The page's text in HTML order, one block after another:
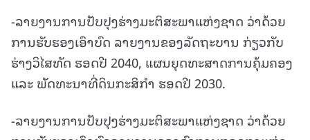
-ລາຍງານການປັບປຸງຮ່າງມະຕິສະພາແຫ່ງຊາດ ວ່າດ້ວຍ
ການຮັບຮອງເອົາບົດ ລາຍງານຂອງລັດຖະບານ ກ່ຽວກັບ
ຮ່າງວິໄສທັດ ຮອດປີ 2040, ແຜນຍຸດທະສາດການຄຸ້ມຄອງ
ແລະ ພັດທະນາທີ່ດິນກະສິກຳ ຮອດປີ 2030.
-ລາຍງານການປັບປຸງຮ່າງມະຕິສະພາແຫ່ງຊາດ ວ່າດ້ວຍ